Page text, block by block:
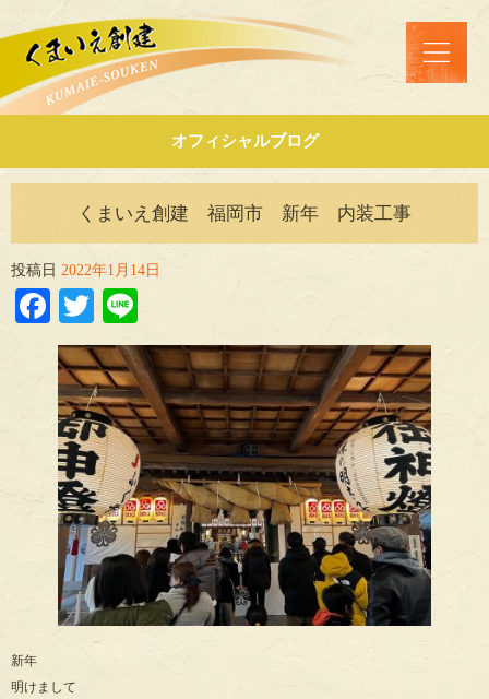
オフィシャルブログ
くまいえ創建 福岡市 新年 内装工事
投稿日 2022年1月14日
Facebook
Twitter
新年
明けまして